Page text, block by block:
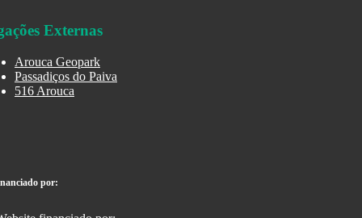
Externas
Arouca Geopark
Passadiços do Paiva
516 Arouca
por: